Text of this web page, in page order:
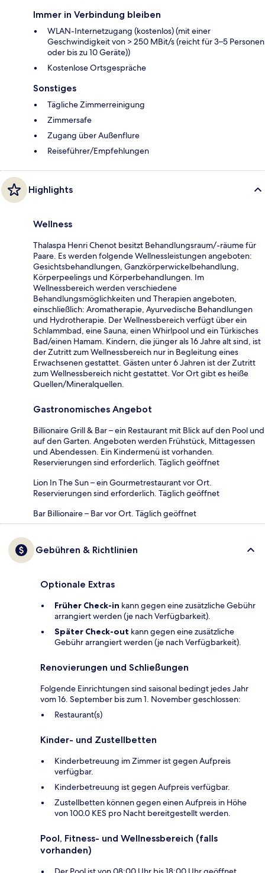
Immer in Verbindung bleiben
WLAN-Internetzugang (kostenlos) (mit einer
Geschwindigkeit von > 250 MBit/s (reicht für 3–5 Personen
oder bis zu 10 Geräte))
Kostenlose Ortsgespräche
Sonstiges
Tägliche Zimmerreinigung
Zimmersafe
Zugang über Außenflure
Reiseführer/Empfehlungen
Highlights
Wellness
Thalaspa Henri Chenot besitzt Behandlungsraum/-räume für
Paare. Es werden folgende Wellnessleistungen angeboten:
Gesichtsbehandlungen, Ganzkörperwickelbehandlung,
Körperpeelings und Körperbehandlungen. Im
Wellnessbereich werden verschiedene
Behandlungsmöglichkeiten und Therapien angeboten,
einschließlich: Aromatherapie, Ayurvedische Behandlungen
und Hydrotherapie. Der Wellnessbereich verfügt über ein
Schlammbad, eine Sauna, einen Whirlpool und ein Türkisches
Bad/einen Hamam. Kindern, die jünger als 16 Jahre alt sind, ist
der Zutritt zum Wellnessbereich nur in Begleitung eines
Erwachsenen gestattet. Gästen unter 6 Jahren ist der Zutritt
zum Wellnessbereich nicht gestattet. Vor Ort gibt es heiße
Quellen/Mineralquellen.
Gastronomisches Angebot
Billionaire Grill & Bar – ein Restaurant mit Blick auf den Pool und
auf den Garten. Angeboten werden Frühstück, Mittagessen
und Abendessen. Ein Kindermenü ist vorhanden.
Reservierungen sind erforderlich. Täglich geöffnet
Lion In The Sun – ein Gourmetrestaurant vor Ort.
Reservierungen sind erforderlich. Täglich geöffnet
Bar Billionaire – Bar vor Ort. Täglich geöffnet
Gebühren & Richtlinien
Optionale Extras
Früher Check-in kann gegen eine zusätzliche Gebühr
arrangiert werden (je nach Verfügbarkeit).
Später Check-out kann gegen eine zusätzliche
Gebühr arrangiert werden (je nach Verfügbarkeit).
Renovierungen und Schließungen
Folgende Einrichtungen sind saisonal bedingt jedes Jahr
vom 16. September bis zum 1. November geschlossen:
Restaurant(s)
Kinder- und Zustellbetten
Kinderbetreuung im Zimmer ist gegen Aufpreis
verfügbar.
Kinderbetreuung ist gegen Aufpreis verfügbar.
Zustellbetten können gegen einen Aufpreis in Höhe
von 100.0 KES pro Nacht bereitgestellt werden.
Pool, Fitness- und Wellnessbereich (falls
vorhanden)